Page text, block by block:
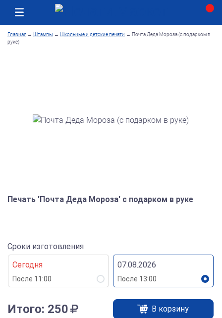
Главная → Штампы → Школьные и детские печати → Почта Деда Мороза (с подарком в
руке)
Печать 'Почта Деда Мороза' с подарком в руке
Сроки изготовления
Сегодня
После 11:00
07.08.2026
После 13:00
Итого: 250 В корзину